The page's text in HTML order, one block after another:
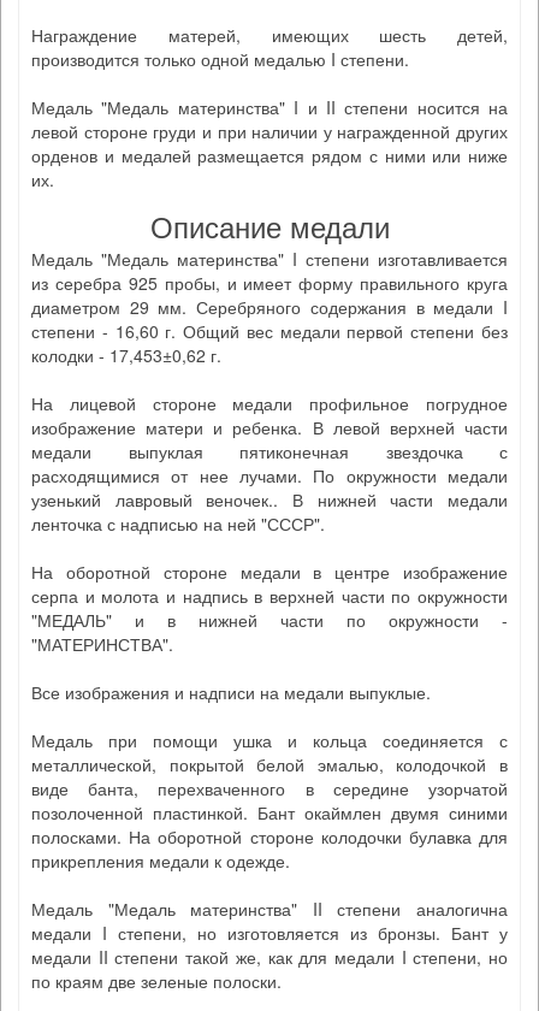
Награждение матерей, имеющих шесть детей,
производится только одной медалью I степени.
Медаль "Медаль материнства" I и II степени носится на
левой стороне груди и при наличии у награжденной других
орденов и медалей размещается рядом с ними или ниже
их.
Описание медали
Медаль "Медаль материнства" I степени изготавливается
из серебра 925 пробы, и имеет форму правильного круга
диаметром 29 мм. Серебряного содержания в медали I
степени - 16,60 г. Общий вес медали первой степени без
колодки - 17,453±0,62 г.
На лицевой стороне медали профильное погрудное
изображение матери и ребенка. В левой верхней части
медали выпуклая пятиконечная звездочка с
расходящимися от нее лучами. По окружности медали
узенький лавровый веночек.. В нижней части медали
ленточка с надписью на ней "СССР".
На оборотной стороне медали в центре изображение
серпа и молота и надпись в верхней части по окружности
"МЕДАЛЬ" и в нижней части по окружности -
"МАТЕРИНСТВА".
Все изображения и надписи на медали выпуклые.
Медаль при помощи ушка и кольца соединяется с
металлической, покрытой белой эмалью, колодочкой в
виде банта, перехваченного в середине узорчатой
позолоченной пластинкой. Бант окаймлен двумя синими
полосками. На оборотной стороне колодочки булавка для
прикрепления медали к одежде.
Медаль "Медаль материнства" II степени аналогична
медали I степени, но изготовляется из бронзы. Бант у
медали II степени такой же, как для медали I степени, но
по краям две зеленые полоски.